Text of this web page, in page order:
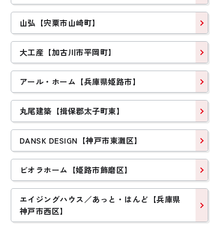
山弘【宍粟市山崎町】
大工産【加古川市平岡町】
アール・ホーム【兵庫県姫路市】
丸尾建築【揖保郡太子町東】
DANSK DESIGN【神戸市東灘区】
ビオラホーム【姫路市飾磨区】
エイジングハウス／あっと・はんど【兵庫県
神戸市西区】